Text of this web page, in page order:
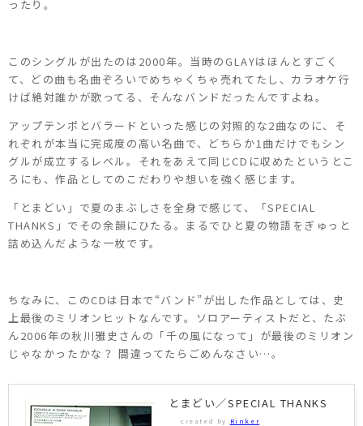
ったり。
このシングルが出たのは2000年。当時のGLAYはほんとすごく
て、どの曲も名曲ぞろいでめちゃくちゃ売れてたし、カラオケ行
けば絶対誰かが歌ってる、そんなバンドだったんですよね。
アップテンポとバラードといった感じの対照的な2曲なのに、そ
れぞれが本当に完成度の高い名曲で、どちらか1曲だけでもシン
グルが成立するレベル。それをあえて同じCDに収めたというとこ
ろにも、作品としてのこだわりや想いを強く感じます。
「とまどい」で夏のまぶしさを全身で感じて、「SPECIAL
THANKS」でその余韻にひたる。まるでひと夏の物語をぎゅっと
詰め込んだような一枚です。
ちなみに、このCDは日本で“バンド”が出した作品としては、史
上最後のミリオンヒットなんです。ソロアーティストだと、たぶ
ん2006年の秋川雅史さんの「千の風になって」が最後のミリオン
じゃなかったかな？ 間違ってたらごめんなさい…。
とまどい／SPECIAL THANKS
created by Rinker